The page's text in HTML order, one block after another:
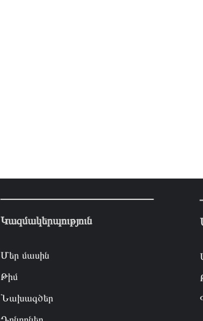
Կազմակերպություն
Մեր մասին
Թիմ
Նախագծեր